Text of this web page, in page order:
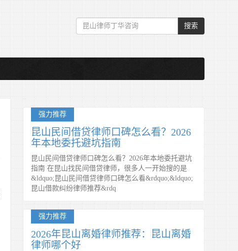
搜索
强力推荐
昆山民间借贷律师口碑怎么看？2026
年本地委托避坑指南
昆山民间借贷律师口碑怎么看？2026年本地委托避坑
指南 在昆山找民间借贷律师，很多人一开始搜的是
&ldquo;昆山民间借贷律师口碑怎么看&rdquo;&ldquo;
昆山借款纠纷律师推荐&rdq
强力推荐
2026年昆山离婚律师推荐：昆山离婚
律师哪个好